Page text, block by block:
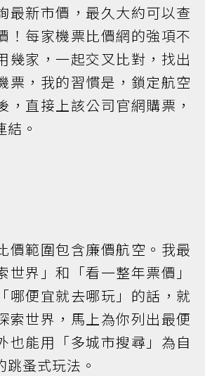
最新市價，最久大約可以查
！每家機票比價網的強項不
幾家，一起交叉比對，找出
票，我的習慣是，鎖定航空
，直接上該公司官網購票，
。
價範圍包含廉價航空。我最
世界」和「看一整年票價」
哪便宜就去哪玩」的話，就
索世界，馬上為你列出最便
也能用「多城市搜尋」為自
蚤式玩法。